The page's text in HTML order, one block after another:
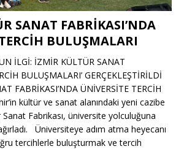
SANAT FABRİKASI’NDA
BULUŞMALARI
İLGİ: İZMİR KÜLTÜR SANAT
BULUŞMALARI’ GERÇEKLEŞTİRİLDİ
FABRİKASI’NDA ÜNİVERSİTE TERCİH
kültür ve sanat alanındaki yeni cazibe
Fabrikası, üniversite yolculuğuna
Üniversiteye adım atma heyecanı
tercihlerle buluşturmak ve tercih